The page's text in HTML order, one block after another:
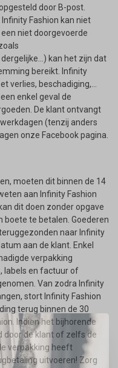
door B-post.
Fashion kan niet
niet doorgevoerde
kan het zijn dat
bereikt. Infinity
verlies, beschadiging,...
enkel geval de
De klant ontvangt
(tenzij anders
onze Facebook pagina.
moeten dit binnen de 14
aan Infinity Fashion
dit doen zonder opgave
boete te betalen. Goederen
naar Infinity
aan de klant. Enkel
verpakking
labels en factuur of
Van zodra Infinity
stort Infinity Fashion
terug binnen de 30
Indien het bijhorende
door de klant of zelfs de
verpakking heeft
uitvoeren! Zorg